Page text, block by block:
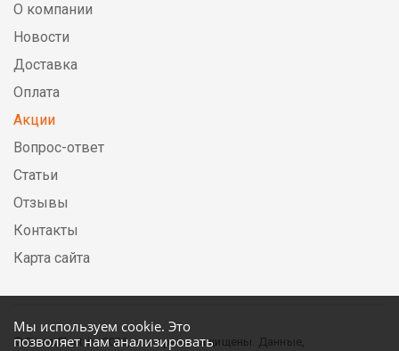
Мы используем cookie. Это
позволяет нам анализировать
О компании
Новости
Доставка
Оплата
Акции
Вопрос-ответ
Статьи
Отзывы
Контакты
Карта сайта
© DirectElectric, 2026, все права защищены. Данные,